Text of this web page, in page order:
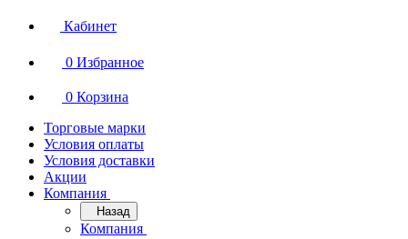
Кабинет
0 Избранное
0 Корзина
Торговые марки
Условия оплаты
Условия доставки
Акции
Компания
Назад
Компания